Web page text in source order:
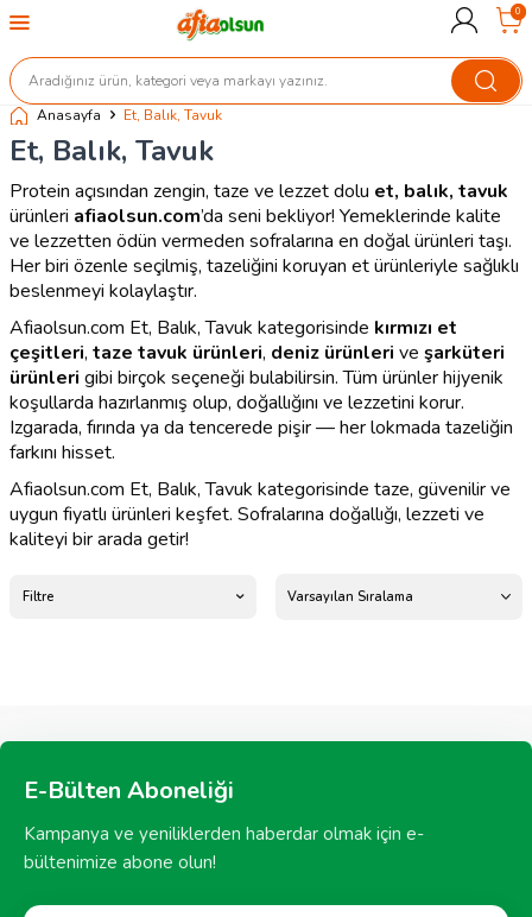
0
Anasayfa Et, Balık, Tavuk
Et, Balık, Tavuk
Protein açısından zengin, taze ve lezzet dolu et, balık, tavuk
ürünleri afiaolsun.com’da seni bekliyor! Yemeklerinde kalite
ve lezzetten ödün vermeden sofralarına en doğal ürünleri taşı.
Her biri özenle seçilmiş, tazeliğini koruyan et ürünleriyle sağlıklı
beslenmeyi kolaylaştır.
Afiaolsun.com Et, Balık, Tavuk kategorisinde kırmızı et
çeşitleri, taze tavuk ürünleri, deniz ürünleri ve şarküteri
ürünleri gibi birçok seçeneği bulabilirsin. Tüm ürünler hijyenik
koşullarda hazırlanmış olup, doğallığını ve lezzetini korur.
Izgarada, fırında ya da tencerede pişir — her lokmada tazeliğin
farkını hisset.
Afiaolsun.com Et, Balık, Tavuk kategorisinde taze, güvenilir ve
uygun fiyatlı ürünleri keşfet. Sofralarına doğallığı, lezzeti ve
kaliteyi bir arada getir!
Filtre
E-Bülten Aboneliği
Kampanya ve yeniliklerden haberdar olmak için e-
bültenimize abone olun!